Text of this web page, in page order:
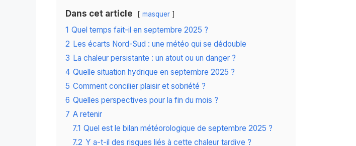
Dans cet article masquer
1 Quel temps fait-il en septembre 2025 ?
2 Les écarts Nord-Sud : une météo qui se dédouble
3 La chaleur persistante : un atout ou un danger ?
4 Quelle situation hydrique en septembre 2025 ?
5 Comment concilier plaisir et sobriété ?
6 Quelles perspectives pour la fin du mois ?
7 A retenir
7.1 Quel est le bilan météorologique de septembre 2025 ?
7.2 Y a-t-il des risques liés à cette chaleur tardive ?